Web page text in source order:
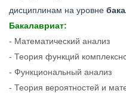
дисциплинам на уровне
Бакалавриат:
- Математический анализ
- Теория функций
- Функциональный анализ
- Теория вероятностей и